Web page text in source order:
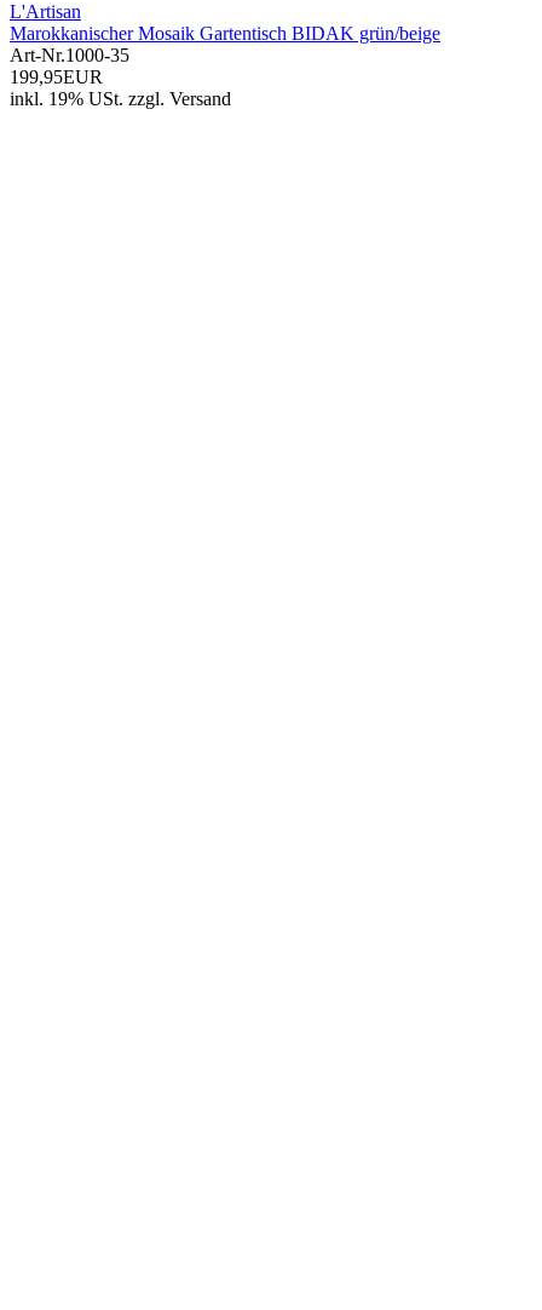
L'Artisan
Marokkanischer Mosaik Gartentisch BIDAK grün/beige
Art-Nr.1000-35
199,95EUR
inkl. 19% USt. zzgl. Versand